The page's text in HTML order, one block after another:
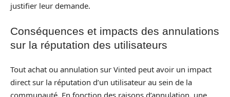
justifier leur demande.
Conséquences et impacts des annulations
sur la réputation des utilisateurs
Tout achat ou annulation sur Vinted peut avoir un impact
direct sur la réputation d’un utilisateur au sein de la
communauté. En fonction des raisons d’annulation, une